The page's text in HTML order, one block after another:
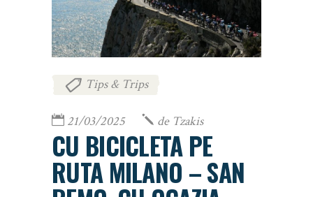
Tips & Trips
21/03/2025 de Tzakis
CU BICICLETA PE
RUTA MILANO – SAN